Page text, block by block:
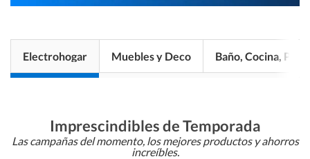
Electrohogar Muebles y Deco Baño, Cocina, Pisos
Imprescindibles de Temporada
Las campañas del momento, los mejores productos y ahorros
increíbles.